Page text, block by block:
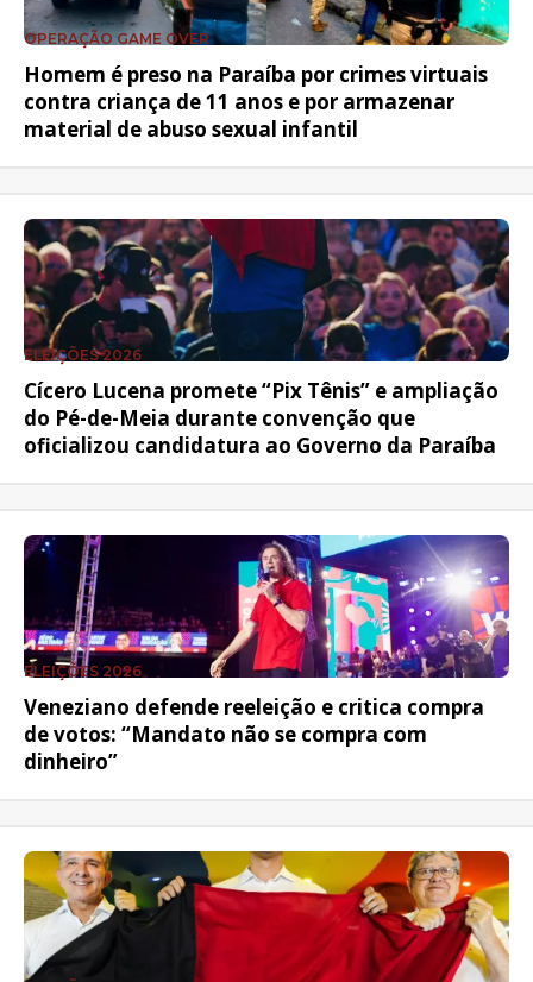
OPERAÇÃO GAME OVER
Homem é preso na Paraíba por crimes virtuais
contra criança de 11 anos e por armazenar
material de abuso sexual infantil
ELEIÇÕES 2026
Cícero Lucena promete “Pix Tênis” e ampliação
do Pé-de-Meia durante convenção que
oficializou candidatura ao Governo da Paraíba
ELEIÇÕES 2026
Veneziano defende reeleição e critica compra
de votos: “Mandato não se compra com
dinheiro”